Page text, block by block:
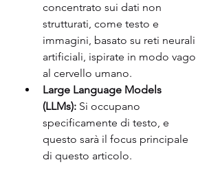
concentrato sui dati non
strutturati, come testo e
immagini, basato su reti neurali
artificiali, ispirate in modo vago
al cervello umano.
Large Language Models
(LLMs): Si occupano
specificamente di testo, e
questo sarà il focus principale
di questo articolo.